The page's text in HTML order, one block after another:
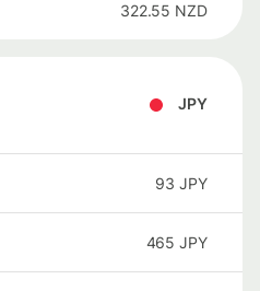
322.55 NZD
JPY
93 JPY
465 JPY